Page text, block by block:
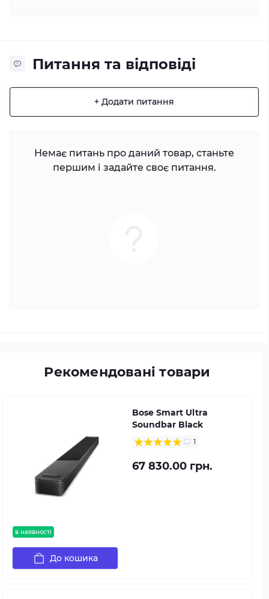
Питання та відповіді
+ Додати питання
Немає питань про даний товар, станьте
першим і задайте своє питання.
Рекомендовані товари
в наявності
Bose Smart Ultra
Soundbar Black
1
67 830.00 грн.
До кошика